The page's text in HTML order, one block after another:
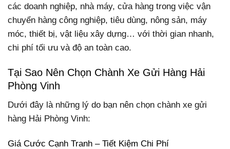
các doanh nghiệp, nhà máy, cửa hàng trong việc vận
chuyển hàng công nghiệp, tiêu dùng, nông sản, máy
móc, thiết bị, vật liệu xây dựng… với thời gian nhanh,
chi phí tối ưu và độ an toàn cao.
Tại Sao Nên Chọn Chành Xe Gửi Hàng Hải
Phòng Vinh
Dưới đây là những lý do bạn nên chọn chành xe gửi
hàng Hải Phòng Vinh:
Giá Cước Cạnh Tranh – Tiết Kiệm Chi Phí